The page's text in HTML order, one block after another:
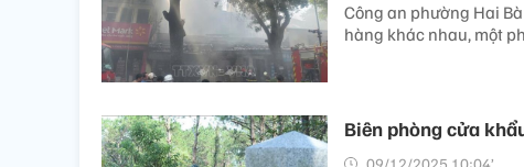
Công an phường Hai
hàng khác nhau, một
Biên phòng cửa
09/12/2025 10:04’